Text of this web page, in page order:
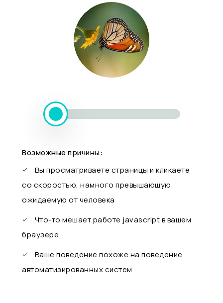
Возможные причины:
Вы просматриваете страницы и кликаете
со скоростью, намного превышающую
ожидаемую от человека
Что-то мешает работе javascript в вашем
браузере
Ваше поведение похоже на поведение
автоматизированных систем